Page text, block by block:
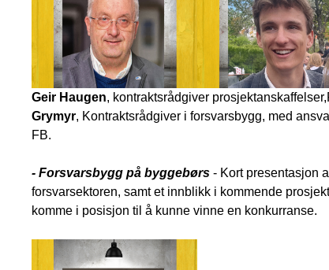
Geir Haugen, kontraktsrådgiver
Grymyr, Kontraktsrådgiver i forsvarsbygg, med
FB.
- Forsvarsbygg på byggebørs - Kort presentasjon
forsvarsektoren, samt et innblikk i kommende
komme i posisjon til å kunne vinne en konkurranse.